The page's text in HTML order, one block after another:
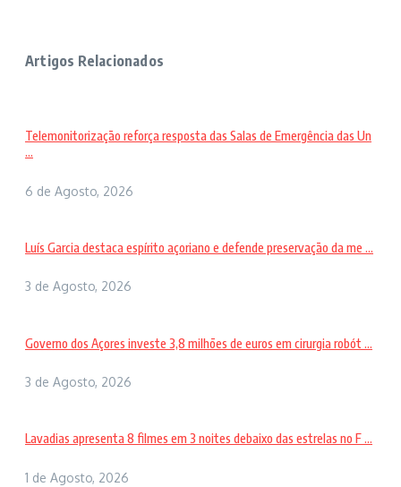
Artigos Relacionados
Telemonitorização reforça resposta das Salas de Emergência das Un
...
6 de Agosto, 2026
Luís Garcia destaca espírito açoriano e defende preservação da me ...
3 de Agosto, 2026
Governo dos Açores investe 3,8 milhões de euros em cirurgia robót ...
3 de Agosto, 2026
Lavadias apresenta 8 filmes em 3 noites debaixo das estrelas no F ...
1 de Agosto, 2026